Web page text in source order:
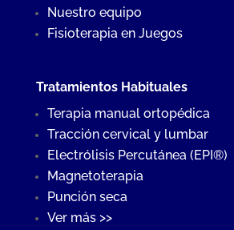
Nuestro equipo
Fisioterapia en Juegos
Tratamientos Habituales
Terapia manual ortopédica
Tracción cervical y lumbar
Electrólisis Percutánea (EPI®)
Magnetoterapia
Punción seca
Ver más >>